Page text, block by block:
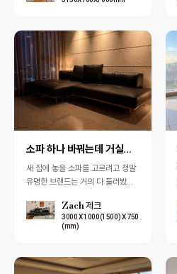
무 많이 쓰여…
소파 하나 바꿔는데 거실분위기가 장난이 아니에요
새 집에 놓을 소파를 고르려고 정말
유명한 브랜드는 거의 다 둘러봤는
펜다 제크소파였습니다. 처음 보는
순간 …
Zach 제크
3000 X 1000(1500) X 750
(mm)